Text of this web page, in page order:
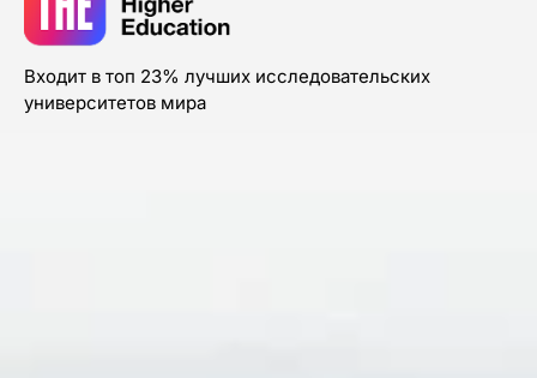
Входит в топ 23% лучших исследовательских
университетов мира